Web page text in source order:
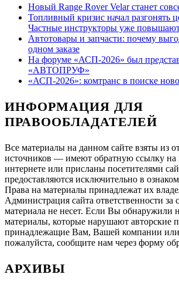
Новый Range Rover Velar станет
Топливный кризис начал разгонять
Частные инструкторы уже
Автотовары и запчасти: почему
одном заказе
На форуме «АСП-2026» был
«АВТОПРУФ»
«АСП-2026»: комтранс в поиске
ИНФОРМАЦИЯ ДЛЯ
ПРАВООБЛАДАТЕЛЕЙ
Все материалы на данном сайте взяты из
источников — имеют обратную ссылку на
интернете или присланы посетителями
предоставляются исключительно в
Права на материалы принадлежат их
Администрация сайта ответственности за
материала не несет. Если Вы обнаружили
материалы, которые нарушают авторские
принадлежащие Вам, Вашей компании или
пожалуйста, сообщите нам через форму
АРХИВЫ